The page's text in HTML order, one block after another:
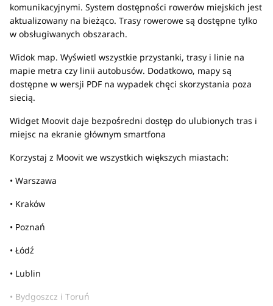
komunikacyjnymi. System dostępności rowerów miejskich jest
aktualizowany na bieżąco. Trasy rowerowe są dostępne tylko
w obsługiwanych obszarach.
Widok map. Wyświetl wszystkie przystanki, trasy i linie na
mapie metra czy linii autobusów. Dodatkowo, mapy są
dostępne w wersji PDF na wypadek chęci skorzystania poza
siecią.
Widget Moovit daje bezpośredni dostęp do ulubionych tras i
miejsc na ekranie głównym smartfona
Korzystaj z Moovit we wszystkich większych miastach:
• Warszawa
• Kraków
• Poznań
• Łódź
• Lublin
• Bydgoszcz i Toruń